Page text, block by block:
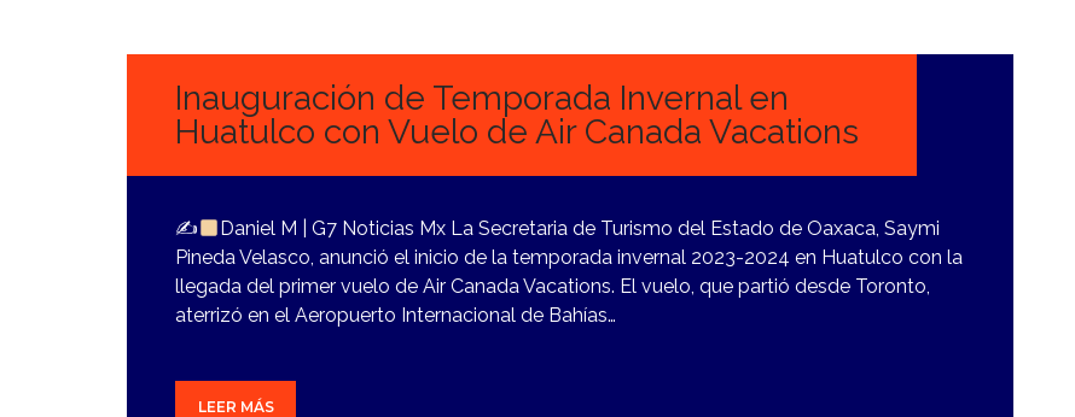
Inauguración de Temporada Invernal en
Huatulco con Vuelo de Air Canada Vacations
✍
Daniel M | G7 Noticias Mx La Secretaria de Turismo del Estado de Oaxaca, Saymi
Pineda Velasco, anunció el inicio de la temporada invernal 2023-2024 en Huatulco con la
llegada del primer vuelo de Air Canada Vacations. El vuelo, que partió desde Toronto,
aterrizó en el Aeropuerto Internacional de Bahías…
LEER MÁS